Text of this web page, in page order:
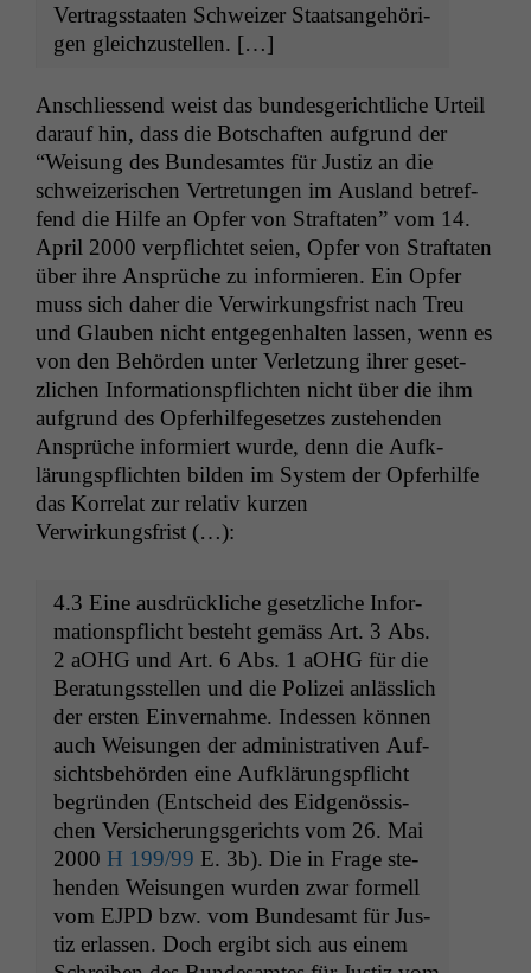
Ver­tragsstaat­en Schweiz­er Staat­sange­höri­
gen gleichzustellen. […]
Anschliessend weist das bun­des­gerichtliche Urteil
darauf hin, dass die Botschaften auf­grund der
“Weisung des Bun­de­samtes für Jus­tiz an die
schweiz­erischen Vertre­tun­gen im Aus­land betr­e­f­
fend die Hil­fe an Opfer von Straftat­en” vom 14.
April 2000 verpflichtet seien, Opfer von Straftat­en
über ihre Ansprüche zu informieren. Ein Opfer
muss sich daher die Ver­wirkungs­frist nach Treu
und Glauben nicht ent­ge­gen­hal­ten lassen, wenn es
von den Behör­den unter Ver­let­zung ihrer geset­
zlichen Infor­ma­tion­spflicht­en nicht über die ihm
auf­grund des Opfer­hil­fege­set­zes zuste­hen­den
Ansprüche informiert wurde, denn die Aufk­
lärungspflicht­en bilden im Sys­tem der Opfer­hil­fe
das Kor­re­lat zur rel­a­tiv kurzen
Verwirkungsfrist (…):
4.3 Eine aus­drück­liche geset­zliche Infor­
ma­tion­spflicht beste­ht gemäss Art. 3 Abs.
2 aOHG und Art. 6 Abs. 1 aOHG für die
Beratungsstellen und die Polizei anlässlich
der ersten Ein­ver­nahme. Indessen kön­nen
auch Weisun­gen der admin­is­tra­tiv­en Auf­
sichts­be­hör­den eine Aufk­lärungspflicht
begrün­den (Entscheid des Eid­genös­sis­
chen Ver­sicherungs­gerichts vom 26. Mai
2000 H 199/99 E. 3b). Die in Frage ste­
hen­den Weisun­gen wur­den zwar formell
vom EJPD bzw. vom Bun­de­samt für Jus­
tiz erlassen. Doch ergibt sich aus einem